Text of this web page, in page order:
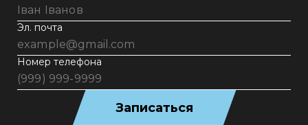
Эл. почта
Номер телефона
Записаться